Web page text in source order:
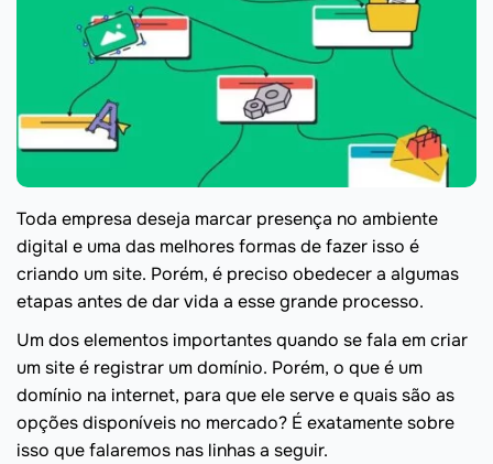
Toda empresa deseja marcar presença no ambiente
digital e uma das melhores formas de fazer isso é
criando um site. Porém, é preciso obedecer a algumas
etapas antes de dar vida a esse grande processo.
Um dos elementos importantes quando se fala em criar
um site é registrar um domínio. Porém, o que é um
domínio na internet, para que ele serve e quais são as
opções disponíveis no mercado? É exatamente sobre
isso que falaremos nas linhas a seguir.